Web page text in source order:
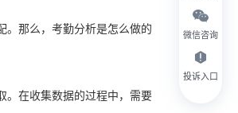
。那么，考勤分析是怎么做的
。在收集数据的过程中，需要
微信咨询
投诉入口